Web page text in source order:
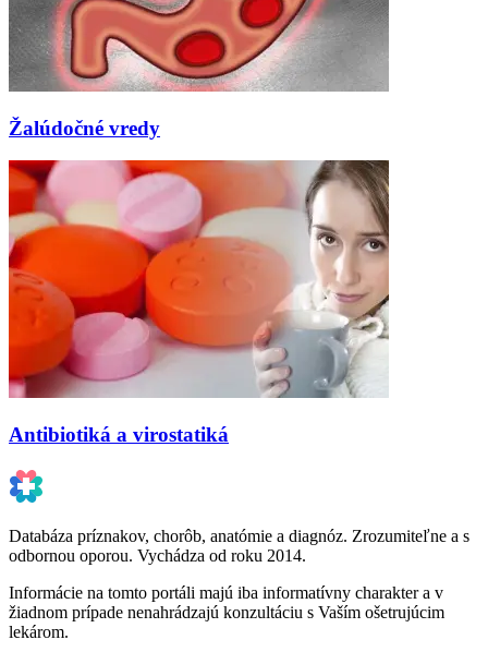
Žalúdočné vredy
Antibiotiká a virostatiká
Databáza príznakov, chorôb, anatómie a diagnóz. Zrozumiteľne a s
odbornou oporou. Vychádza od roku 2014.
Informácie na tomto portáli majú iba informatívny charakter a v
žiadnom prípade nenahrádzajú konzultáciu s Vaším ošetrujúcim
lekárom.